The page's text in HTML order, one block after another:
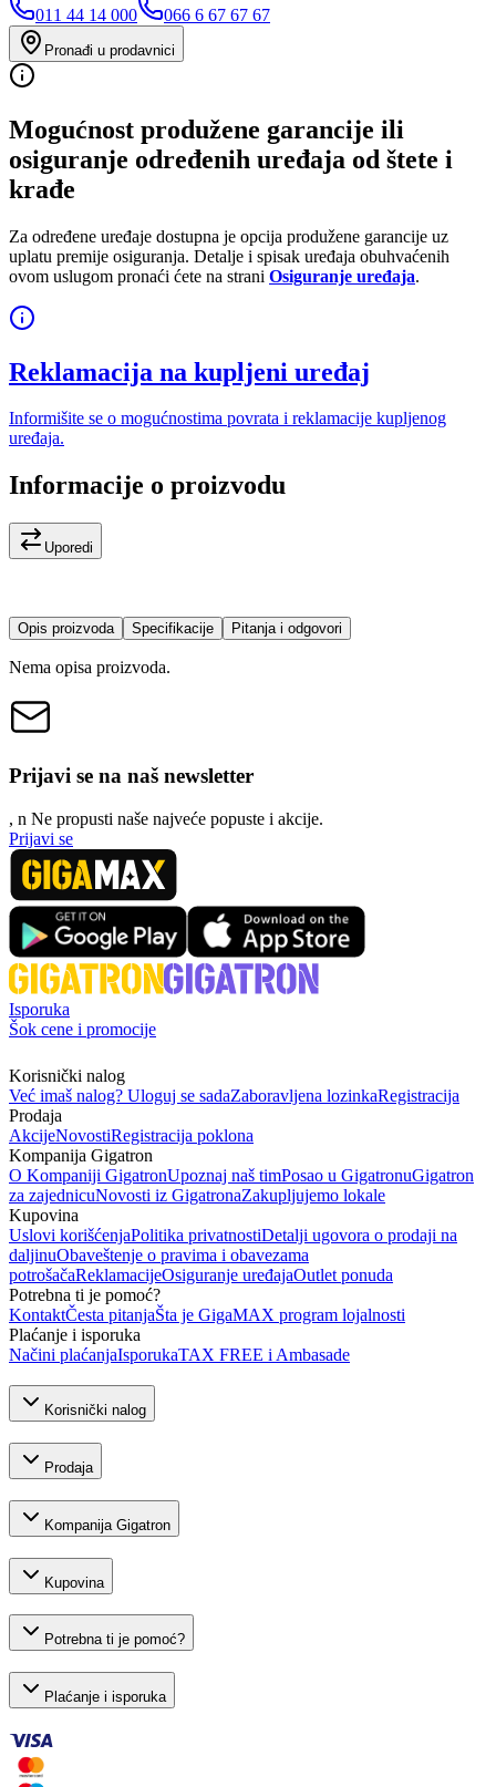
011 44 14 000
066 6 67 67 67
Pronađi u prodavnici
Mogućnost produžene garancije ili
osiguranje određenih uređaja od štete i
krađe
Za određene uređaje dostupna je opcija produžene garancije uz
uplatu premije osiguranja. Detalje i spisak uređaja obuhvaćenih
ovom uslugom pronaći ćete na strani Osiguranje uređaja.
Reklamacija na kupljeni uređaj
Informišite se o mogućnostima povrata i reklamacije kupljenog
uređaja.
Informacije o proizvodu
Uporedi
Opis proizvoda Specifikacije Pitanja i odgovori
Nema opisa proizvoda.
Prijavi se na naš newsletter
, n Ne propusti naše najveće popuste i akcije.
Prijavi se
Isporuka
Šok cene i promocije
Korisnički nalog
Već imaš nalog? Uloguj se sadaZaboravljena lozinkaRegistracija
Prodaja
AkcijeNovostiRegistracija poklona
Kompanija Gigatron
O Kompaniji GigatronUpoznaj naš timPosao u GigatronuGigatron
za zajednicuNovosti iz GigatronaZakupljujemo lokale
Kupovina
Uslovi korišćenjaPolitika privatnostiDetalji ugovora o prodaji na
daljinuObaveštenje o pravima i obavezama
potrošačaReklamacijeOsiguranje uređajaOutlet ponuda
Potrebna ti je pomoć?
KontaktČesta pitanjaŠta je GigaMAX program lojalnosti
Plaćanje i isporuka
Načini plaćanjaIsporukaTAX FREE i Ambasade
Korisnički nalog
Prodaja
Kompanija Gigatron
Kupovina
Potrebna ti je pomoć?
Plaćanje i isporuka